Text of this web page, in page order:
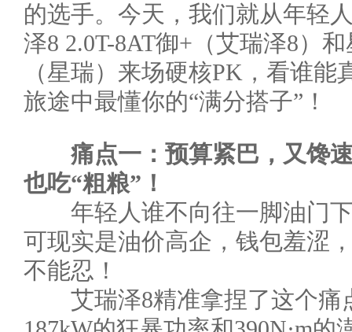
的选手。今天，我们就从年轻
泽8 2.0T-8AT御+（艾瑞泽8）
（星瑞）来场硬核PK，看谁
旅途中最懂你的“满分搭子”！
痛点一：预算紧巴，又馋
也吃“粗粮”！
年轻人谁不向往一脚油门下
可现实是油价高企，钱包羞涩
不能忍！
艾瑞泽8精准拿捏了这个痛